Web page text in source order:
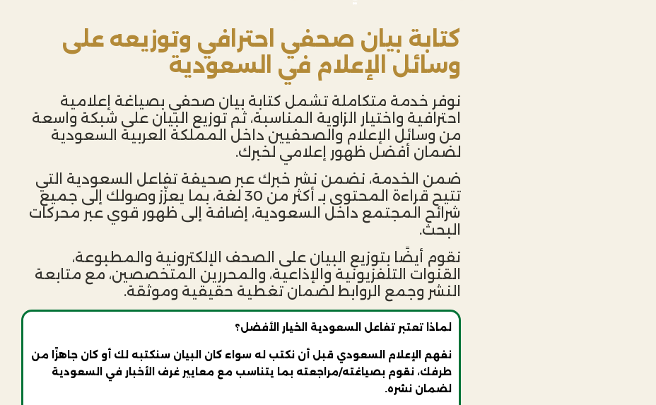
كتابة بيان صحفي احترافي وتوزيعه على
وسائل الإعلام في السعودية
نوفر خدمة متكاملة تشمل كتابة بيان صحفي بصياغة إعلامية
احترافية واختيار الزاوية المناسبة، ثم توزيع البيان على شبكة واسعة
من وسائل الإعلام والصحفيين داخل المملكة العربية السعودية
لضمان أفضل ظهور إعلامي لخبرك.
ضمن الخدمة، نضمن نشر خبرك عبر صحيفة تفاعل السعودية التي
تتيح قراءة المحتوى بـ أكثر من 30 لغة، بما يعزّز وصولك إلى جميع
شرائح المجتمع داخل السعودية، إضافة إلى ظهور قوي عبر محركات
البحث.
نقوم أيضًا بتوزيع البيان على الصحف الإلكترونية والمطبوعة،
القنوات التلفزيونية والإذاعية، والمحررين المتخصصين، مع متابعة
النشر وجمع الروابط لضمان تغطية حقيقية وموثقة.
لماذا تعتبر تفاعل السعودية الخيار الأفضل؟
نفهم الإعلام السعودي قبل أن نكتب له سواء كان البيان سنكتبه لك أو كان جاهزًا من
طرفك، نقوم بصياغته/مراجعته بما يتناسب مع معايير غرف الأخبار في السعودية
لضمان نشره.